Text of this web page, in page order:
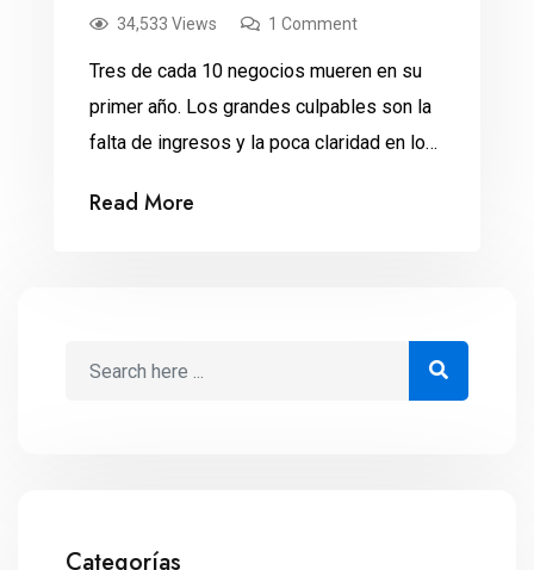
34,533 Views
1 Comment
Tres de cada 10 negocios mueren en su
primer año. Los grandes culpables son la
falta de ingresos y la poca claridad en los
Emprendimiento Eugenio Garza Lagüera.
Read More
Categorías